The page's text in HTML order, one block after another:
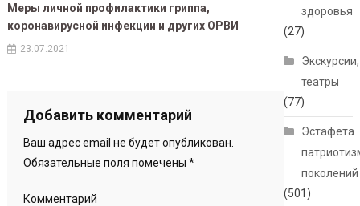
Меры личной профилактики гриппа,
коронавирусной инфекции и других ОРВИ
23.07.2021
Добавить комментарий
Ваш адрес email не будет опубликован.
Обязательные поля помечены *
Комментарий
здоровья
(27)
Экскурсии,
театры
(77)
Эстафета
поколений
(501)